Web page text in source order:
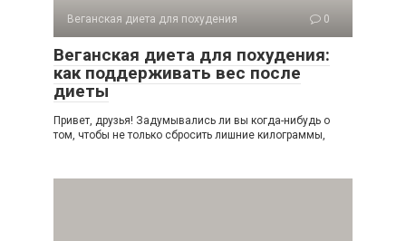
Веганская диета для похудения 0
Веганская диета для похудения:
как поддерживать вес после
диеты
Привет, друзья! Задумывались ли вы когда-нибудь о
том, чтобы не только сбросить лишние килограммы,